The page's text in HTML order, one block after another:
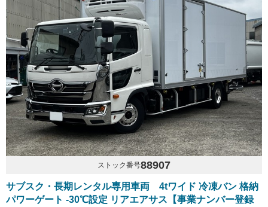
ストック番号88907
サブスク・長期レンタル専用車両 4tワイド 冷凍バン 格納
パワーゲート -30℃設定 リアエアサス【事業ナンバー登録